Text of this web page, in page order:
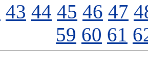
43 44 45 46 47
59 60 61